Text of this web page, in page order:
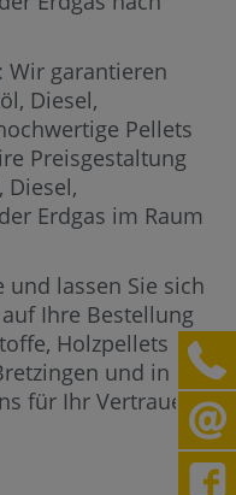
Wir garantieren
Diesel,
Pellets
Preisgestaltung
Diesel,
Erdgas im Raum
und lassen Sie sich
Ihre Bestellung
Holzpellets
und in die
für Ihr Vertrauen.